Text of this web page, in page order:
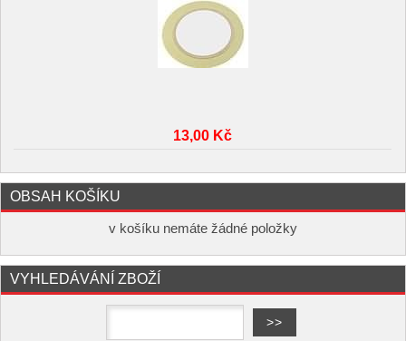
13,00 Kč
OBSAH KOŠÍKU
v košíku nemáte žádné položky
VYHLEDÁVÁNÍ ZBOŽÍ